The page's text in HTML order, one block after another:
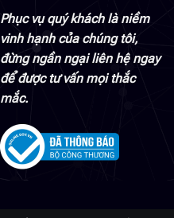
Phục vụ quý khách là niềm
vinh hạnh của chúng tôi,
đừng ngần ngại liên hệ ngay
để được tư vấn mọi thắc
mắc.